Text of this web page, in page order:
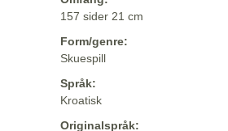
157 sider 21 cm
Form/genre:
Skuespill
Språk:
Kroatisk
Originalspråk: